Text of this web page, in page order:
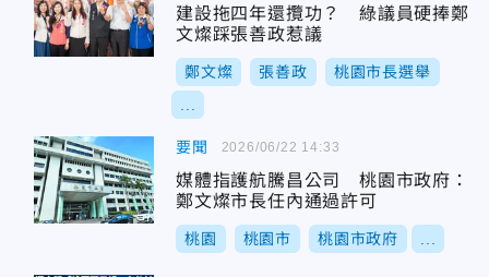
建設拖四年還攬功？ 綠議員硬捧鄭
文燦踩張善政惹議
鄭文燦 張善政 桃園市長選舉
要聞
媒體指護航騰昌公司 桃園市政府：
鄭文燦市長任內通過許可
桃園 桃園市 桃園市政府
2026/06/22 14:33